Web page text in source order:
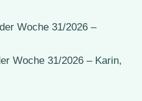
Woche 31/2026 –
Woche 31/2026 – Karin,